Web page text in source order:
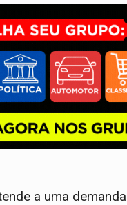
a uma